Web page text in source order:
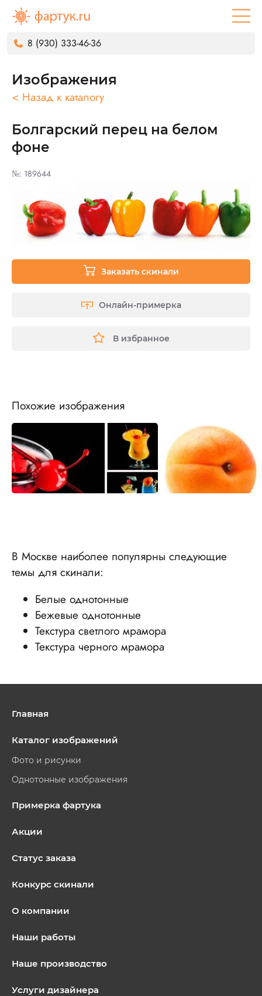
8 (930) 333-46-36
Изображения
< Назад к каталогу
Болгарский перец на белом
фоне
№: 189644
Заказать скинали
Онлайн-примерка
В избранное
Похожие изображения
В Москве наиболее популярны следующие
темы для скинали:
Белые однотонные
Бежевые однотонные
Текстура светлого мрамора
Текстура черного мрамора
Главная
Каталог изображений
Фото и рисунки
Однотонные изображения
Примерка фартука
Акции
Статус заказа
Конкурс скинали
О компании
Наши работы
Наше производство
Услуги дизайнера